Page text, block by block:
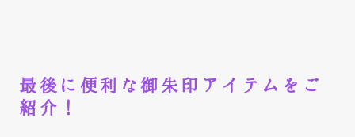
最後に 便利な御朱印アイテムをご
紹介！